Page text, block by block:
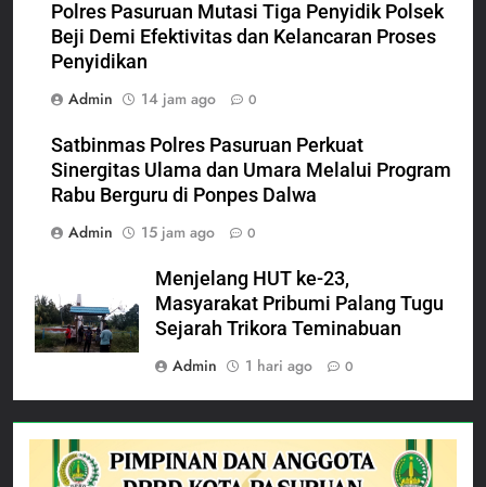
Polres Pasuruan Mutasi Tiga Penyidik Polsek
Beji Demi Efektivitas dan Kelancaran Proses
Penyidikan
Admin
14 jam ago 0
Satbinmas Polres Pasuruan Perkuat
Sinergitas Ulama dan Umara Melalui Program
Rabu Berguru di Ponpes Dalwa
Admin
15 jam ago 0
Menjelang HUT ke-23,
Masyarakat Pribumi Palang Tugu
Sejarah Trikora Teminabuan
Admin
1 hari ago 0